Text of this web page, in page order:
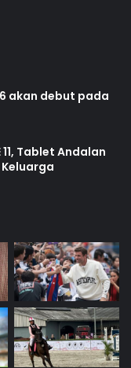
akan debut pada
11, Tablet Andalan